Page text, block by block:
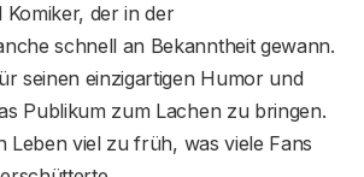
der in der
schnell an Bekanntheit gewann.
seinen einzigartigen Humor und
Publikum zum Lachen zu bringen.
Leben viel zu früh, was viele Fans